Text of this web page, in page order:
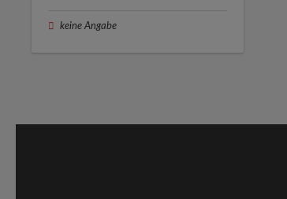
keine Angabe